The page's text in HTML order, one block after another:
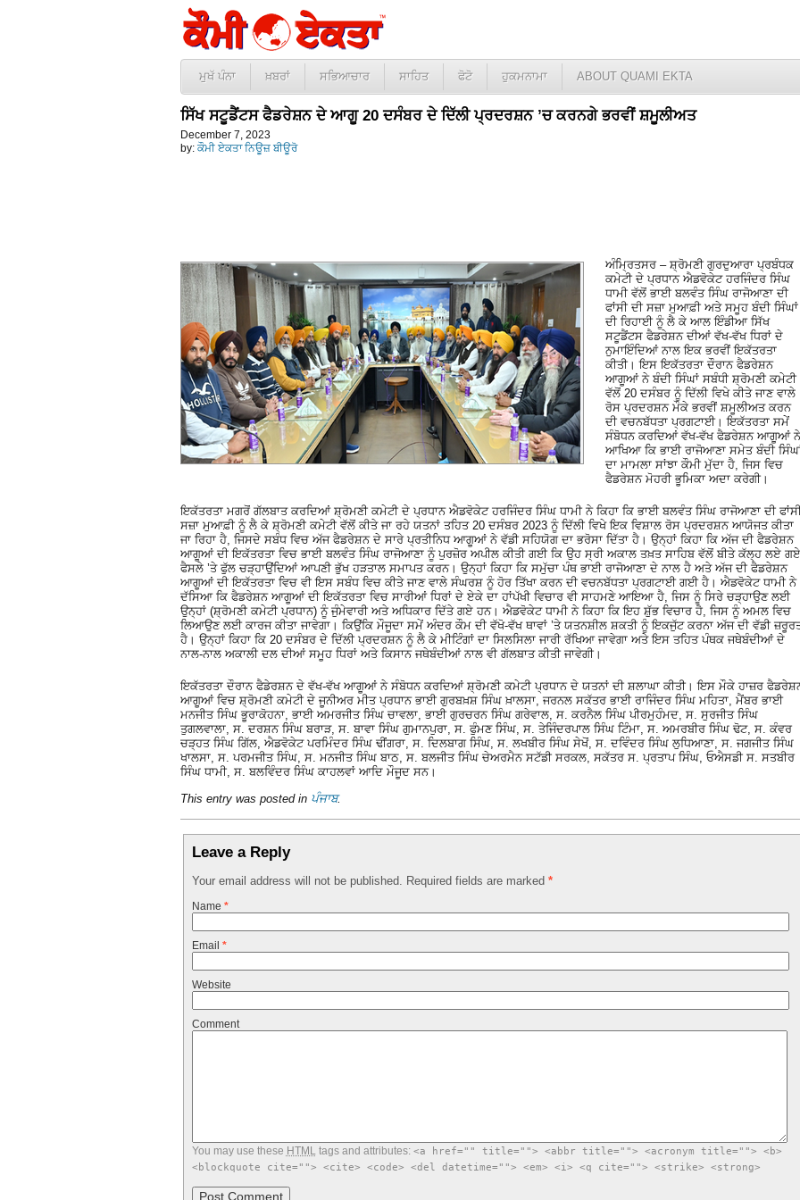
ਮੁਖੱ ਪੰਨਾ ਖ਼ਬਰਾਂ ਸਭਿਆਚਾਰ ਸਾਹਿਤ ਫੋਟੋ ਹੁਕਮਨਾਮਾ ABOUT QUAMI EKTA
ਸਿੱਖ ਸਟੂਡੈਂਟਸ ਫੈਡਰੇਸ਼ਨ ਦੇ ਆਗੂ 20 ਦਸੰਬਰ ਦੇ ਦਿੱਲੀ ਪ੍ਰਦਰਸ਼ਨ ’ਚ ਕਰਨਗੇ ਭਰਵੀਂ ਸ਼ਮੂਲੀਅਤ
December 7, 2023
by: ਕੌਮੀ ਏਕਤਾ ਨਿਊਜ਼ ਬੀਊਰੋ
ਅੰਮ੍ਰਿਤਸਰ – ਸ਼੍ਰੋਮਣੀ ਗੁਰਦੁਆਰਾ ਪ੍ਰਬੰਧਕ
ਕਮੇਟੀ ਦੇ ਪ੍ਰਧਾਨ ਐਡਵੋਕੇਟ ਹਰਜਿੰਦਰ ਸਿੰਘ
ਧਾਮੀ ਵੱਲੋਂ ਭਾਈ ਬਲਵੰਤ ਸਿੰਘ ਰਾਜੋਆਣਾ ਦੀ
ਫਾਂਸੀ ਦੀ ਸਜ਼ਾ ਮੁਆਫ਼ੀ ਅਤੇ ਸਮੂਹ ਬੰਦੀ ਸਿੰਘਾਂ
ਦੀ ਰਿਹਾਈ ਨੂੰ ਲੈ ਕੇ ਆਲ ਇੰਡੀਆ ਸਿੱਖ
ਸਟੂਡੈਂਟਸ ਫੈਡਰੇਸ਼ਨ ਦੀਆਂ ਵੱਖ-ਵੱਖ ਧਿਰਾਂ ਦੇ
ਨੁਮਾਇੰਦਿਆਂ ਨਾਲ ਇਕ ਭਰਵੀਂ ਇਕੱਤਰਤਾ
ਕੀਤੀ। ਇਸ ਇਕੱਤਰਤਾ ਦੌਰਾਨ ਫੈਡਰੇਸ਼ਨ
ਆਗੂਆਂ ਨੇ ਬੰਦੀ ਸਿੰਘਾਂ ਸਬੰਧੀ ਸ਼੍ਰੋਮਣੀ ਕਮੇਟੀ
ਵੱਲੋਂ 20 ਦਸੰਬਰ ਨੂੰ ਦਿੱਲੀ ਵਿਖੇ ਕੀਤੇ ਜਾਣ ਵਾਲੇ
ਰੋਸ ਪ੍ਰਦਰਸ਼ਨ ਮੌਕੇ ਭਰਵੀਂ ਸ਼ਮੂਲੀਅਤ ਕਰਨ
ਦੀ ਵਚਨਬੱਧਤਾ ਪ੍ਰਗਟਾਈ। ਇਕੱਤਰਤਾ ਸਮੇਂ
ਸੰਬੋਧਨ ਕਰਦਿਆਂ ਵੱਖ-ਵੱਖ ਫੈਡਰੇਸ਼ਨ ਆਗੂਆਂ ਨੇ
ਆਖਿਆ ਕਿ ਭਾਈ ਰਾਜੋਆਣਾ ਸਮੇਤ ਬੰਦੀ
ਦਾ ਮਾਮਲਾ ਸਾਂਝਾ ਕੌਮੀ ਮੁੱਦਾ ਹੈ, ਜਿਸ ਵਿਚ
ਫੈਡਰੇਸ਼ਨ ਮੋਹਰੀ ਭੂਮਿਕਾ ਅਦਾ ਕਰੇਗੀ।
ਇਕੱਤਰਤਾ ਮਗਰੋਂ ਗੱਲਬਾਤ ਕਰਦਿਆਂ ਸ਼੍ਰੋਮਣੀ ਕਮੇਟੀ ਦੇ ਪ੍ਰਧਾਨ ਐਡਵੋਕੇਟ ਹਰਜਿੰਦਰ ਸਿੰਘ ਧਾਮੀ ਨੇ ਕਿਹਾ ਕਿ ਭਾਈ ਬਲਵੰਤ ਸਿੰਘ ਰਾਜੋਆਣਾ ਦੀ
ਸਜ਼ਾ ਮੁਆਫ਼ੀ ਨੂੰ ਲੈ ਕੇ ਸ਼੍ਰੋਮਣੀ ਕਮੇਟੀ ਵੱਲੋਂ ਕੀਤੇ ਜਾ ਰਹੇ ਯਤਨਾਂ ਤਹਿਤ 20 ਦਸੰਬਰ 2023 ਨੂੰ ਦਿੱਲੀ ਵਿਖੇ ਇਕ ਵਿਸ਼ਾਲ ਰੋਸ ਪ੍ਰਦਰਸ਼ਨ ਆਯੋਜਤ ਕੀਤਾ
ਜਾ ਰਿਹਾ ਹੈ, ਜਿਸਦੇ ਸਬੰਧ ਵਿਚ ਅੱਜ ਫੈਡਰੇਸ਼ਨ ਦੇ ਸਾਰੇ ਪ੍ਰਤੀਨਿਧ ਆਗੂਆਂ ਨੇ ਵੱਡੀ ਸਹਿਯੋਗ ਦਾ ਭਰੋਸਾ ਦਿੱਤਾ ਹੈ। ਉਨ੍ਹਾਂ ਕਿਹਾ ਕਿ ਅੱਜ ਦੀ ਫੈਡਰੇਸ਼ਨ
ਆਗੂਆਂ ਦੀ ਇਕੱਤਰਤਾ ਵਿਚ ਭਾਈ ਬਲਵੰਤ ਸਿੰਘ ਰਾਜੋਆਣਾ ਨੂੰ ਪੁਰਜ਼ੋਰ ਅਪੀਲ ਕੀਤੀ ਗਈ ਕਿ ਉਹ ਸ੍ਰੀ ਅਕਾਲ ਤਖ਼ਤ ਸਾਹਿਬ ਵੱਲੋਂ ਬੀਤੇ ਕੱਲ੍ਹ ਲਏ ਗਏ
ਫੈਸਲੇ ’ਤੇ ਫੁੱਲ ਚੜ੍ਹਾਉਂਦਿਆਂ ਆਪਣੀ ਭੁੱਖ ਹੜਤਾਲ ਸਮਾਪਤ ਕਰਨ। ਉਨ੍ਹਾਂ ਕਿਹਾ ਕਿ ਸਮੁੱਚਾ ਪੰਥ ਭਾਈ ਰਾਜੋਆਣਾ ਦੇ ਨਾਲ ਹੈ ਅਤੇ ਅੱਜ ਦੀ ਫੈਡਰੇਸ਼ਨ
ਆਗੂਆਂ ਦੀ ਇਕੱਤਰਤਾ ਵਿਚ ਵੀ ਇਸ ਸਬੰਧ ਵਿਚ ਕੀਤੇ ਜਾਣ ਵਾਲੇ ਸੰਘਰਸ਼ ਨੂੰ ਹੋਰ ਤਿੱਖਾ ਕਰਨ ਦੀ ਵਚਨਬੱਧਤਾ ਪ੍ਰਗਟਾਈ ਗਈ ਹੈ। ਐਡਵੋਕੇਟ ਧਾਮੀ ਨੇ
ਦੱਸਿਆ ਕਿ ਫੈਡਰੇਸ਼ਨ ਆਗੂਆਂ ਦੀ ਇਕੱਤਰਤਾ ਵਿਚ ਸਾਰੀਆਂ ਧਿਰਾਂ ਦੇ ਏਕੇ ਦਾ ਹਾਂਪੱਖੀ ਵਿਚਾਰ ਵੀ ਸਾਹਮਣੇ ਆਇਆ ਹੈ, ਜਿਸ ਨੂੰ ਸਿਰੇ ਚੜ੍ਹਾਉਣ ਲਈ
ਉਨ੍ਹਾਂ (ਸ਼੍ਰੋਮਣੀ ਕਮੇਟੀ ਪ੍ਰਧਾਨ) ਨੂੰ ਜੁੰਮੇਵਾਰੀ ਅਤੇ ਅਧਿਕਾਰ ਦਿੱਤੇ ਗਏ ਹਨ। ਐਡਵੋਕੇਟ ਧਾਮੀ ਨੇ ਕਿਹਾ ਕਿ ਇਹ ਸ਼ੁੱਭ ਵਿਚਾਰ ਹੈ, ਜਿਸ ਨੂੰ ਅਮਲ ਵਿਚ
ਲਿਆਉਣ ਲਈ ਕਾਰਜ ਕੀਤਾ ਜਾਵੇਗਾ। ਕਿਉਂਕਿ ਮੌਜੂਦਾ ਸਮੇਂ ਅੰਦਰ ਕੌਮ ਦੀ ਵੱਖੋ-ਵੱਖ ਥਾਵਾਂ ’ਤੇ ਯਤਨਸ਼ੀਲ ਸ਼ਕਤੀ ਨੂੰ ਇਕਜੁੱਟ ਕਰਨਾ ਅੱਜ ਦੀ ਵੱਡੀ
ਹੈ। ਉਨ੍ਹਾਂ ਕਿਹਾ ਕਿ 20 ਦਸੰਬਰ ਦੇ ਦਿੱਲੀ ਪ੍ਰਦਰਸ਼ਨ ਨੂੰ ਲੈ ਕੇ ਮੀਟਿੰਗਾਂ ਦਾ ਸਿਲਸਿਲਾ ਜਾਰੀ ਰੱਖਿਆ ਜਾਵੇਗਾ ਅਤੇ ਇਸ ਤਹਿਤ ਪੰਥਕ ਜਥੇਬੰਦੀਆਂ ਦੇ
ਨਾਲ-ਨਾਲ ਅਕਾਲੀ ਦਲ ਦੀਆਂ ਸਮੂਹ ਧਿਰਾਂ ਅਤੇ ਕਿਸਾਨ ਜਥੇਬੰਦੀਆਂ ਨਾਲ ਵੀ ਗੱਲਬਾਤ ਕੀਤੀ ਜਾਵੇਗੀ।
ਇਕੱਤਰਤਾ ਦੌਰਾਨ ਫੈਡੇਰਸ਼ਨ ਦੇ ਵੱਖ-ਵੱਖ ਆਗੂਆਂ ਨੇ ਸੰਬੋਧਨ ਕਰਦਿਆਂ ਸ਼੍ਰੋਮਣੀ ਕਮੇਟੀ ਪ੍ਰਧਾਨ ਦੇ ਯਤਨਾਂ ਦੀ ਸ਼ਲਾਘਾ ਕੀਤੀ। ਇਸ ਮੌਕੇ ਹਾਜ਼ਰ
ਆਗੂਆਂ ਵਿਚ ਸ਼੍ਰੋਮਣੀ ਕਮੇਟੀ ਦੇ ਜੂਨੀਅਰ ਮੀਤ ਪ੍ਰਧਾਨ ਭਾਈ ਗੁਰਬਖ਼ਸ਼ ਸਿੰਘ ਖ਼ਾਲਸਾ, ਜਰਨਲ ਸਕੱਤਰ ਭਾਈ ਰਾਜਿੰਦਰ ਸਿੰਘ ਮਹਿਤਾ, ਮੈਂਬਰ ਭਾਈ
ਮਨਜੀਤ ਸਿੰਘ ਭੂਰਾਕੋਹਨਾ, ਭਾਈ ਅਮਰਜੀਤ ਸਿੰਘ ਚਾਵਲਾ, ਭਾਈ ਗੁਰਚਰਨ ਸਿੰਘ ਗਰੇਵਾਲ, ਸ. ਕਰਨੈਲ ਸਿੰਘ ਪੀਰਮੁਹੰਮਦ, ਸ. ਸੁਰਜੀਤ ਸਿੰਘ
ਤੁਗਲਵਾਲਾ, ਸ. ਦਰਸ਼ਨ ਸਿੰਘ ਬਰਾੜ, ਸ. ਬਾਵਾ ਸਿੰਘ ਗੁਮਾਨਪੁਰਾ, ਸ. ਫੁੰਮਣ ਸਿੰਘ, ਸ. ਤੇਜਿੰਦਰਪਾਲ ਸਿੰਘ ਟਿੰਮਾ, ਸ. ਅਮਰਬੀਰ ਸਿੰਘ ਢੋਟ, ਸ. ਕੰਵਰ
ਚੜ੍ਹਤ ਸਿੰਘ ਗਿੱਲ, ਐਡਵੋਕੇਟ ਪਰਮਿੰਦਰ ਸਿੰਘ ਢੀਂਗਰਾ, ਸ. ਦਿਲਬਾਗ ਸਿੰਘ, ਸ. ਲਖਬੀਰ ਸਿੰਘ ਸੇਖੋਂ, ਸ. ਦਵਿੰਦਰ ਸਿੰਘ ਲੁਧਿਆਣਾ, ਸ. ਜਗਜੀਤ ਸਿੰਘ
ਖਾਲਸਾ, ਸ. ਪਰਮਜੀਤ ਸਿੰਘ, ਸ. ਮਨਜੀਤ ਸਿੰਘ ਬਾਠ, ਸ. ਬਲਜੀਤ ਸਿੰਘ ਚੇਅਰਮੈਨ ਸਟੱਡੀ ਸਰਕਲ, ਸਕੱਤਰ ਸ. ਪ੍ਰਤਾਪ ਸਿੰਘ, ਓਐਸਡੀ ਸ. ਸਤਬੀਰ
ਸਿੰਘ ਧਾਮੀ, ਸ. ਬਲਵਿੰਦਰ ਸਿੰਘ ਕਾਹਲਵਾਂ ਆਦਿ ਮੌਜੂਦ ਸਨ।
This entry was posted in ਪੰਜਾਬ.
Leave a Reply
Your email address will not be published. Required fields are marked *
Name *
Email *
Website
Comment
You may use these HTMLtags and attributes: <a href="" title=""> <abbr title=""> <acronym title=""> <b>
<blockquote cite=""> <cite> <code> <del datetime=""> <em> <i> <q cite=""> <strike> <strong>